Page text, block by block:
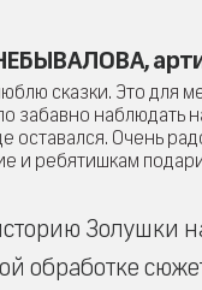
сказки. Это для
забавно наблюдать
оставался. Очень
и ребятишкам
Золушки
обработке